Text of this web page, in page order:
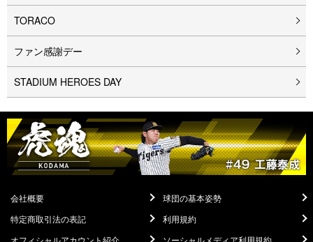
TORACO
ファン感謝デー
STADIUM HEROES DAY
会社概要
球団の基本姿勢
特定商取引法の表記
利用規約
オフィシャルアカウント紹介
ソーシャルメディア利用規約